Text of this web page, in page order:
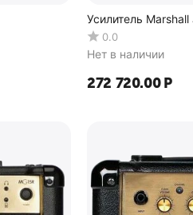
Усилитель
0.0
Нет в наличии
272 720.00 Р